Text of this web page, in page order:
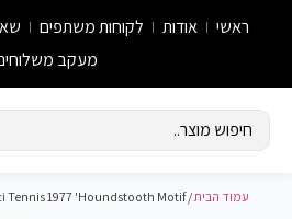
ראשי אודות לקוחות משתפים
מעקב
עמוד הבית/
Tennis 1977 'Houndstooth Motif'